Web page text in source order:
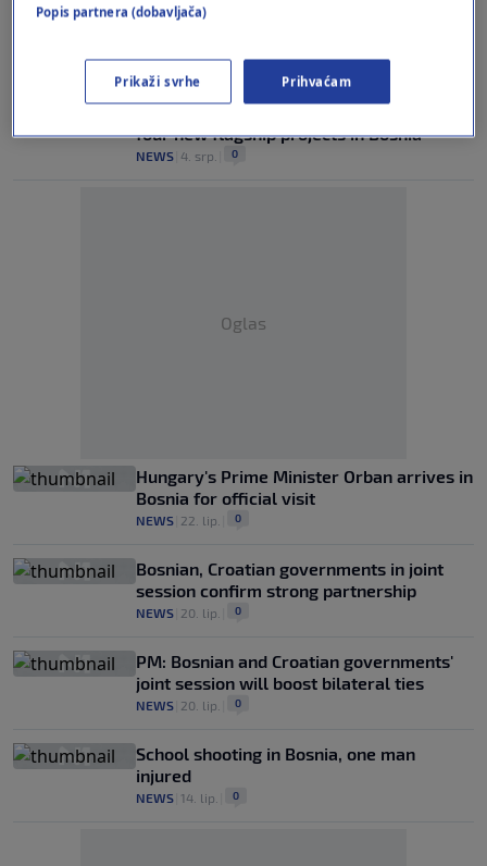
Leading MEPs urge the EU to finally
NEWS|5. srp.| 0
EU approves €303 million in grants for
four new flagship projects in Bosnia
NEWS 4. srp. 0
Oglas
Hungary's Prime Minister Orban arrives in
Bosnia for official visit
NEWS 22. lip. 0
Bosnian, Croatian governments in joint
session confirm strong partnership
NEWS 20. lip. 0
PM: Bosnian and Croatian governments'
joint session will boost bilateral ties
NEWS 20. lip. 0
School shooting in Bosnia, one man
injured
NEWS 14. lip. 0
Popis partnera (dobavljača)
Prikaži svrhe Prihvaćam